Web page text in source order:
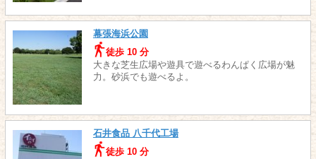
幕張海浜公園
徒歩 10 分
大きな芝生広場や遊具で遊べるわんぱく広場が魅
力。砂浜でも遊べるよ。
石井食品 八千代工場
徒歩 10 分